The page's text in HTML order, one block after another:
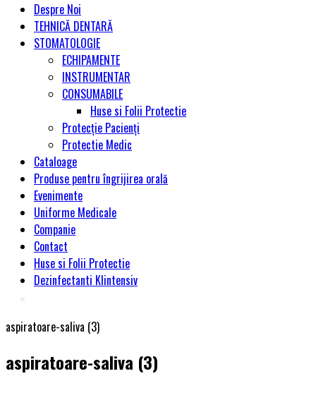
Despre Noi
TEHNICĂ DENTARĂ
STOMATOLOGIE
ECHIPAMENTE
INSTRUMENTAR
CONSUMABILE
Huse si Folii Protectie
Protecție Pacienți
Protectie Medic
Cataloage
Produse pentru îngrijirea orală
Evenimente
Uniforme Medicale
Companie
Contact
Huse si Folii Protectie
Dezinfectanti Klintensiv
aspiratoare-saliva (3)
aspiratoare-saliva (3)